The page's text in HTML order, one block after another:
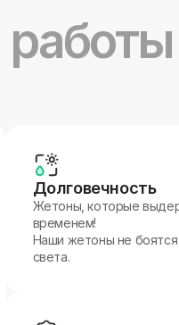
Долговечность
Жетоны, которые
временем!
Наши жетоны не боятся
света.